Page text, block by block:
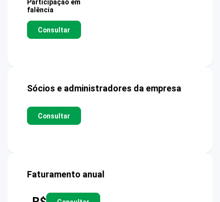
Participação em
falência
Consultar
Sócios e administradores da empresa
Consultar
Faturamento anual